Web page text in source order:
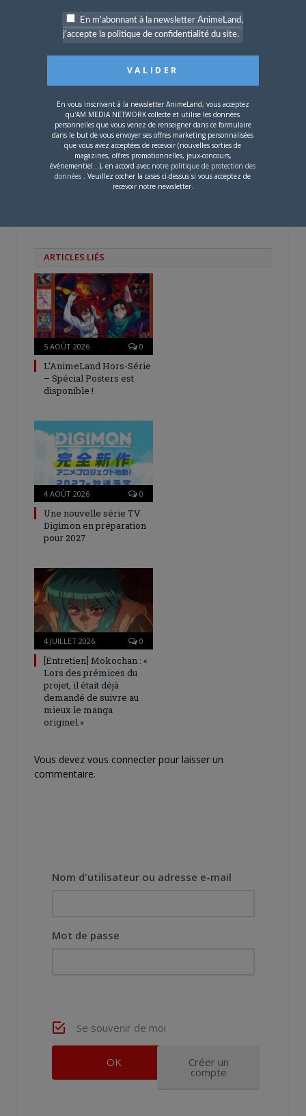
Twitter(ouvre
une
fenêtre)
Facebook(ouvre
une
fenêtre)
Google+
dans
nouvelle
PARLEZ-EN À VOS AMIS !
TwitterFacebookGoogle+PinterestLinkedIn
Email
A PROPOS DE L'AUTEUR
BRUNO DE LA CRUZ
Défendre les couleurs d'AnimeLand était
un rêve. Il ne me reste plus qu'à
ARTICLES LIÉS
5 AOÛT 2026 0
L’AnimeLand Hors-Série
– Spécial Posters est
disponible !
4 AOÛT 2026 0
Une nouvelle série TV
Digimon en préparation
pour 2027
4 JUILLET 2026 0
[Entretien] Mokochan : «
Lors des prémices du
projet, il était déjà
demandé de suivre au
mieux le manga
originel.»
Vous devez vous connecter pour laisser un
commentaire.
Nom d'utilisateur ou adresse e-mail
Mot de passe
Se souvenir de moi
Créer un
compte
En m'abonnant à la newsletter AnimeLand,
j'accepte la politique de confidentialité du site.
En vous inscrivant à la newsletter AnimeLand, vous acceptez
qu'AM MEDIA NETWORK collecte et utilise les données
personnelles que vous venez de renseigner dans ce formulaire
dans le but de vous envoyer ses offres marketing personnalisées
que vous avez acceptées de recevoir (nouvelles sorties de
magazines, offres promotionnelles, jeux-concours,
événementiel...), en accord avec notre politique de protection des
données . Veuillez cocher la cases ci-dessus si vous acceptez de
recevoir notre newsletter.